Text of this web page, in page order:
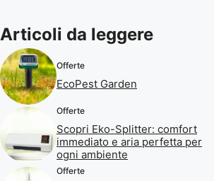
Articoli da leggere
Offerte
EcoPest Garden
Offerte
Scopri Eko-Splitter: comfort
immediato e aria perfetta per
ogni ambiente
Offerte